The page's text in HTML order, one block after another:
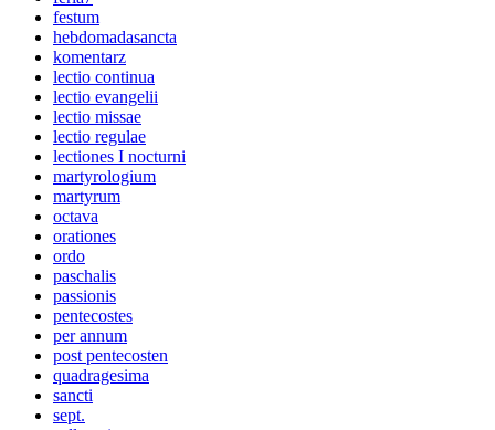
festum
hebdomadasancta
komentarz
lectio continua
lectio evangelii
lectio missae
lectio regulae
lectiones I nocturni
martyrologium
martyrum
octava
orationes
ordo
paschalis
passionis
pentecostes
per annum
post pentecosten
quadragesima
sancti
sept.